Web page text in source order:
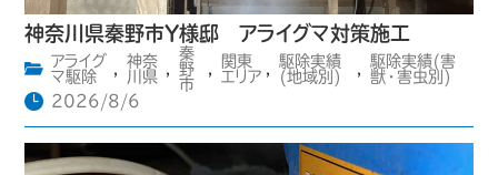
神奈川県秦野市Y様邸 アライグマ対策施工
アライグ
マ駆除
,
神奈
川県 ,
秦
野
市
,
関東
エリア ,
駆除実績
(地域別)
,
駆除実績(害
獣・害虫別)
2026/8/6